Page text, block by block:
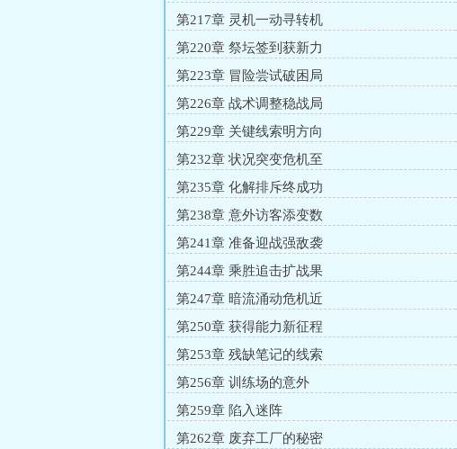
第217章 灵机一动寻转机
第220章 祭坛签到获新力
第223章 冒险尝试破困局
第226章 战术调整稳战局
第229章 关键线索明方向
第232章 状况突变危机至
第235章 化解排斥终成功
第238章 意外访客添变数
第241章 准备迎战强敌袭
第244章 乘胜追击扩战果
第247章 暗流涌动危机近
第250章 获得能力新征程
第253章 残缺笔记的线索
第256章 训练场的意外
第259章 陷入迷阵
第262章 废弃工厂的秘密